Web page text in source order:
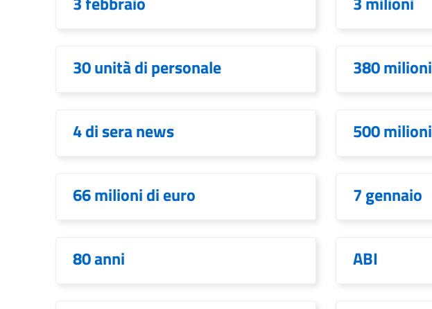
30 unità di personale 380 milioni
4 di sera news 500 milioni
66 milioni di euro 7 gennaio
80 anni ABI